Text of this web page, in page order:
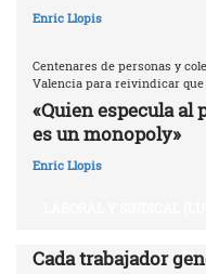
Enric Llopis
Centenares de personas y
Valencia para reivindicar
«Quien especula al
es un monopoly»
Enric Llopis
Cada trabajador